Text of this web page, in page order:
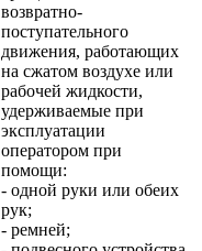
возвратно-
поступательного
движения, работающих
на сжатом воздухе или
рабочей жидкости,
удерживаемые при
эксплуатации
оператором при
помощи:
- одной руки или обеих
рук;
- ремней;